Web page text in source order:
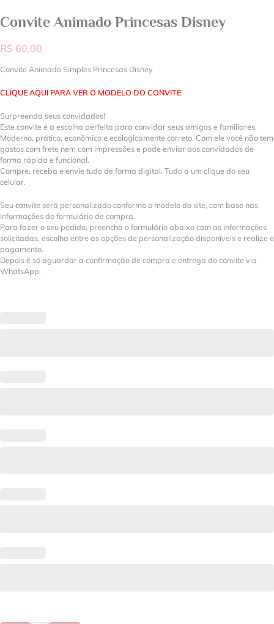
Convite Animado Princesas Disney
R$ 60,00
Convite Animado Simples Princesas Disney
CLIQUE AQUI PARA VER O MODELO DO CONVITE
Surpreenda seus convidados!
Este convite é a escolha perfeita para convidar seus amigos e familiares.
Moderno, prático, econômico e ecologicamente correto. Com ele você não tem
gastos com frete nem com impressões e pode enviar aos convidados de
forma rápida e funcional.
Compre, receba e envie tudo de forma digital. Tudo a um clique do seu
celular.
Seu convite será personalizado conforme o modelo do site, com base nas
informações do formulário de compra.
Para fazer o seu pedido, preencha o formulário abaixo com as informações
solicitadas, escolha entre as opções de personalização disponíveis e realize o
pagamento.
Depois é só aguardar a confirmação de compra e entrega do convite via
WhatsApp.